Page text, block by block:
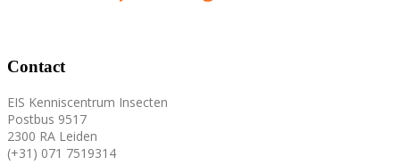
Contact
EIS Kenniscentrum Insecten
Postbus 9517
2300 RA Leiden
(+31) 071 7519314